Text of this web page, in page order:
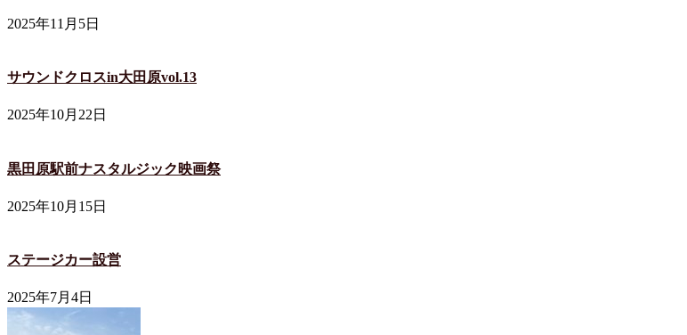
2025年11月5日
サウンドクロスin大田原vol.13
2025年10月22日
黒田原駅前ナスタルジック映画祭
2025年10月15日
ステージカー設営
2025年7月4日